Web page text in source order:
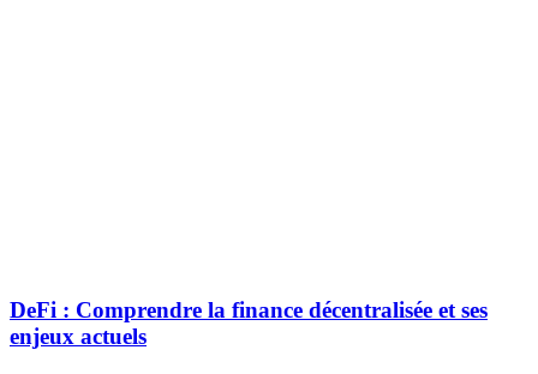
DeFi : Comprendre la finance décentralisée et ses
enjeux actuels